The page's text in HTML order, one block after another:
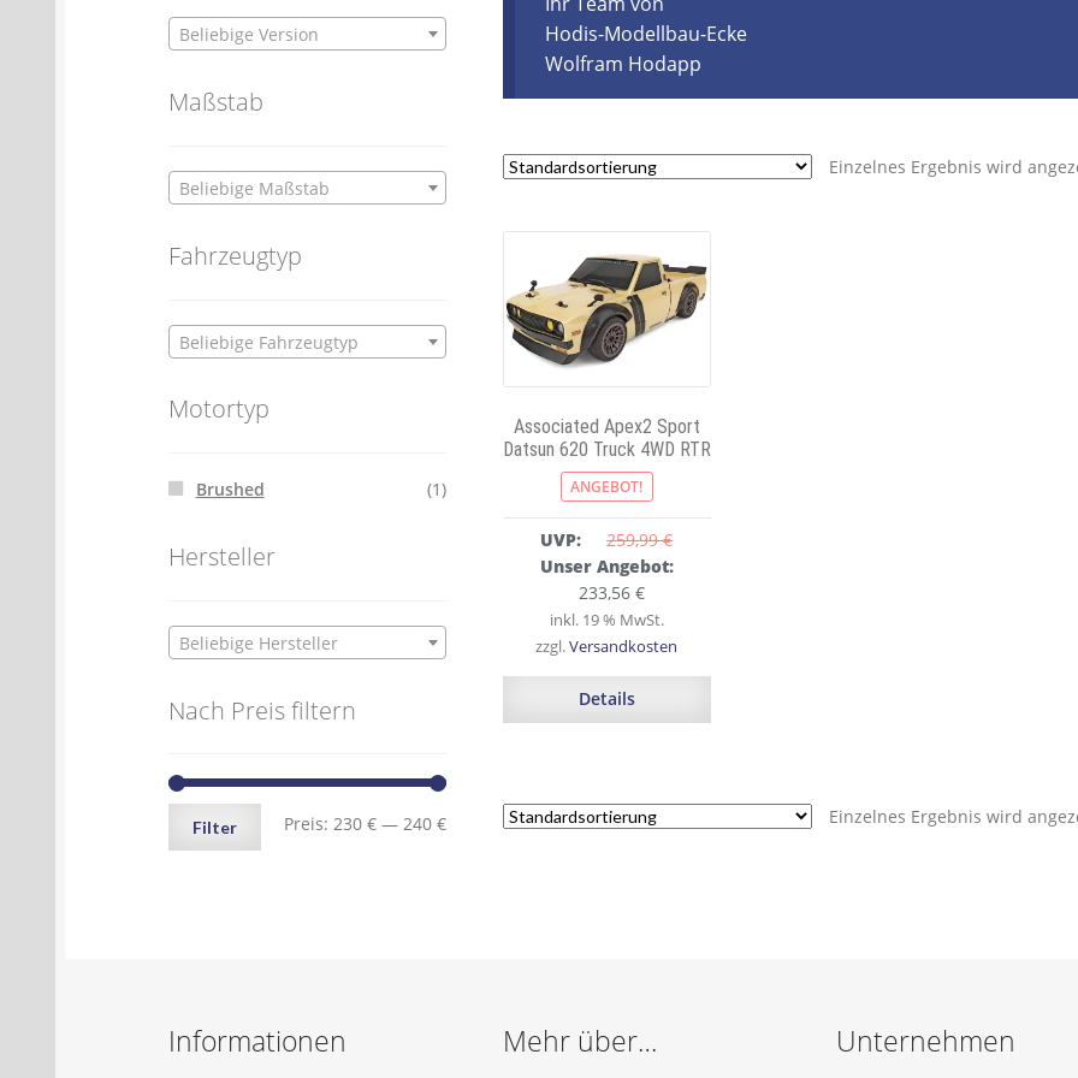
Hodis-Modellbau-Ecke
Wolfram Hodapp
Einzelnes Ergebnis wird
Associated Apex2 Sport
Datsun 620 Truck 4WD RTR
ANGEBOT!
UVP: 259,99 €
Ursprünglicher
Preis
war:
259,99 €
Unser Angebot:
233,56€Aktueller
Preis
ist:
inkl. 19 % MwSt.
zzgl.Versandkosten
Details
Einzelnes Ergebnis wird
Beliebige Version
Maßstab
Beliebige Maßstab
Fahrzeugtyp
Beliebige Fahrzeugtyp
Motortyp
Brushed (1)
Hersteller
Beliebige Hersteller
Nach Preis filtern
Min.
Max.
Filter Preis:230 € —240 €
Informationen Mehr über… Unternehmen